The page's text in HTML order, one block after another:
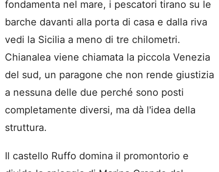
fondamenta nel mare, i pescatori tirano su le
barche davanti alla porta di casa e dalla riva
vedi la Sicilia a meno di tre chilometri.
Chianalea viene chiamata la piccola Venezia
del sud, un paragone che non rende giustizia
a nessuna delle due perché sono posti
completamente diversi, ma dà l'idea della
struttura.
Il castello Ruffo domina il promontorio e